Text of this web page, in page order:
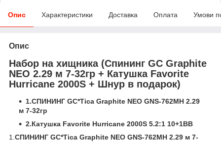
Опис Характеристики Доставка Оплата Умови
Опис
Набор на хищника (Спининг GC Graphite
NEO 2.29 м 7-32гр + Катушка Favorite
Hurricane 2000S + Шнур в подарок)
1.СПИНИНГ GC*Tica Graphite NEO GNS-762MH 2.29
м 7-32гр
2.Катушка Favorite Hurricane 2000S 5.2:1 10+1BB
1.СПИНИНГ GC*Tica Graphite NEO GNS-762MH 2.29 м 7-